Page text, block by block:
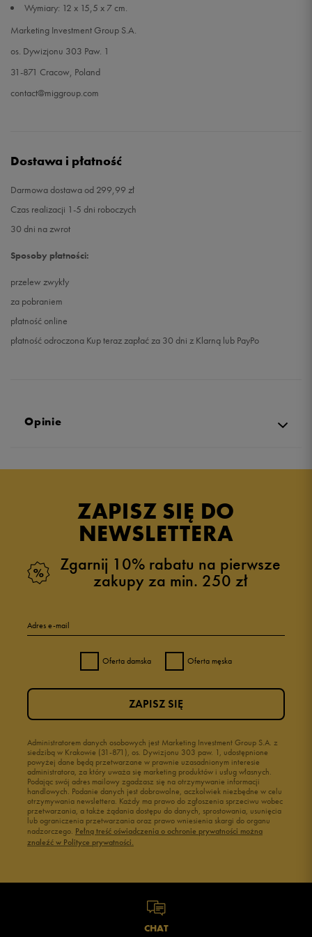
Wymiary: 12 x 15,5 x 7 cm.
Marketing Investment Group S.A.
os. Dywizjonu 303 Paw. 1
31-871 Cracow, Poland
contact@miggroup.com
Dostawa i płatność
Darmowa dostawa od 299,99 zł
Czas realizacji 1-5 dni roboczych
30 dni na zwrot
Sposoby płatności:
przelew zwykły
za pobraniem
płatność online
płatność odroczona Kup teraz zapłać za 30 dni z Klarną lub PayPo
Opinie
ZAPISZ SIĘ DO
NEWSLETTERA
Zgarnij 10% rabatu na pierwsze
zakupy za min. 250 zł
Adres e-mail
Oferta damska Oferta męska
Administratorem danych osobowych jest Marketing Investment Group S.A. z
siedzibą w Krakowie (31-871), os. Dywizjonu 303 paw. 1, udostępnione
powyżej dane będą przetwarzane w prawnie uzasadnionym interesie
administratora, za który uważa się marketing produktów i usług własnych.
Podając swój adres mailowy zgadzasz się na otrzymywanie informacji
handlowych. Podanie danych jest dobrowolne, aczkolwiek niezbędne w celu
otrzymywania newslettera. Każdy ma prawo do zgłoszenia sprzeciwu wobec
przetwarzania, a także żądania dostępu do danych, sprostowania, usunięcia
lub ograniczenia przetwarzania oraz prawo wniesienia skargi do organu
nadzorczego. Pełną treść oświadczenia o ochronie prywatności można
znaleźć w Polityce prywatności.
ZAPISZ SIĘ
CHAT